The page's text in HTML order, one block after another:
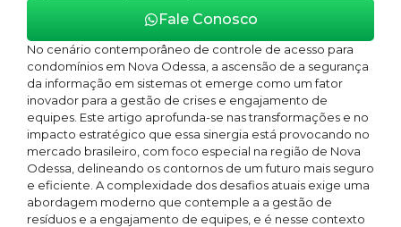
Fale Conosco
No cenário contemporâneo de controle de acesso para
condomínios em Nova Odessa, a ascensão de a segurança
da informação em sistemas ot emerge como um fator
inovador para a gestão de crises e engajamento de
equipes. Este artigo aprofunda-se nas transformações e no
impacto estratégico que essa sinergia está provocando no
mercado brasileiro, com foco especial na região de Nova
Odessa, delineando os contornos de um futuro mais seguro
e eficiente. A complexidade dos desafios atuais exige uma
abordagem moderno que contemple a a gestão de
resíduos e a engajamento de equipes, e é nesse contexto